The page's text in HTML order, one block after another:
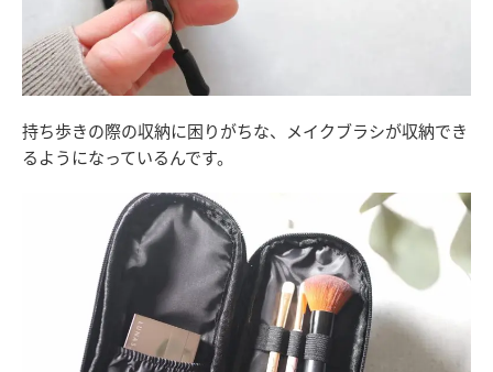
持ち歩きの際の収納に困りがちな、メイクブラシが収納でき
るようになっているんです。